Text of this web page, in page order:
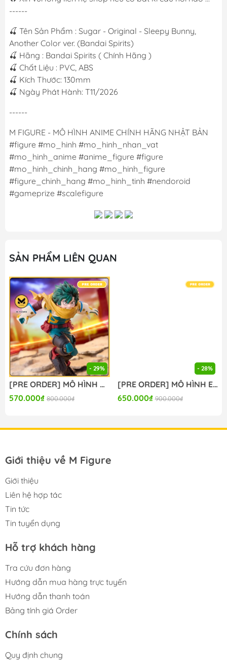
------
🍒 Tên Sản Phẩm : Sugar - Original - Sleepy Bunny,
Another Color ver. (Bandai Spirits)
🍒 Hãng : Bandai Spirits ( Chính Hãng )
🍒 Chất Liệu : PVC, ABS
🍒 Kích Thước: 130mm
🍒 Ngày Phát Hành: T11/2026
------
M FIGURE - MÔ HÌNH ANIME CHÍNH HÃNG NHẬT BẢN
#figure #mo_hinh #mo_hinh_nhan_vat
#mo_hinh_anime #anime_figure #figure
#mo_hinh_chinh_hang #mo_hinh_figure
#figure_chinh_hang #mo_hinh_tinh #nendoroid
#gameprize #scalefigure
SẢN PHẨM LIÊN QUAN
- 29%
[PRE ORDER] MÔ HÌNH Boku no Hero Academia The Movie: You're Next - Midoriya Izuku (FuRyu) FIGURE CHÍNH HÃNG
570.000₫ 800.000₫
- 28%
[PRE ORDER] MÔ HÌNH Evangelion Shin Gekijouban - Ayanami Rei (Tentative Name) - Figurizm Alpha - Plugsuit Ver. (Sega Fave) FIGURE CHÍNH HÃNG
650.000₫ 900.000₫
Giới thiệu về M Figure
Giới thiệu
Liên hệ hợp tác
Tin tức
Tin tuyển dụng
Hỗ trợ khách hàng
Tra cứu đơn hàng
Hướng dẫn mua hàng trực tuyến
Hướng dẫn thanh toán
Bảng tính giá Order
Chính sách
Quy định chung